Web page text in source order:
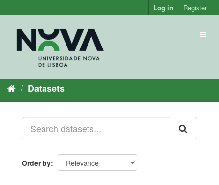
to
Log in Register
Datasets
Order by